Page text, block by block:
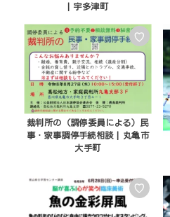
| 宇多津町
♡
裁判所の（調停委員による）民
事・家事調停手続相談 | 丸亀市
大手町
♡